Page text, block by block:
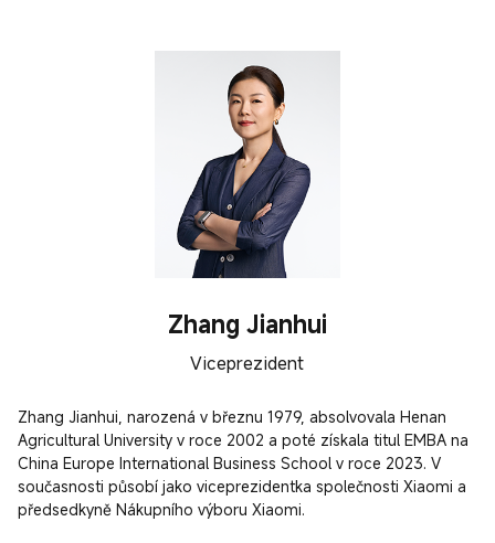
Zhang Jianhui
Viceprezident
Zhang Jianhui, narozená v březnu 1979, absolvovala Henan
Agricultural University v roce 2002 a poté získala titul EMBA na
China Europe International Business School v roce 2023. V
současnosti působí jako viceprezidentka společnosti Xiaomi a
předsedkyně Nákupního výboru Xiaomi.